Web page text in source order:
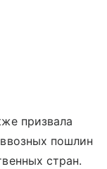
призвала
пошлин
стран.